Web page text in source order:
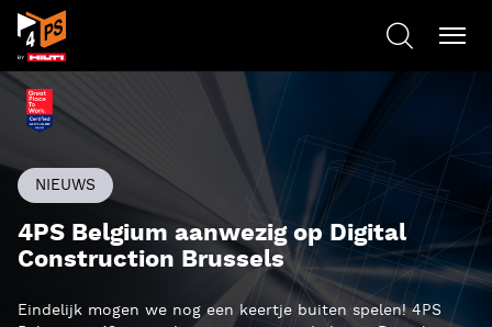
NIEUWS
4PS Belgium aanwezig op Digital
Construction Brussels
Eindelijk mogen we nog een keertje buiten spelen! 4PS